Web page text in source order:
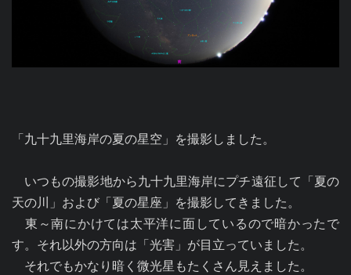
「九十九里海岸の夏の星空」を撮影しました。
いつもの撮影地から九十九里海岸にプチ遠征して「夏の
天の川」および「夏の星座」を撮影してきました。
東～南にかけては太平洋に面しているので暗かったで
す。それ以外の方向は「光害」が目立っていました。
それでもかなり暗く微光星もたくさん見えました。